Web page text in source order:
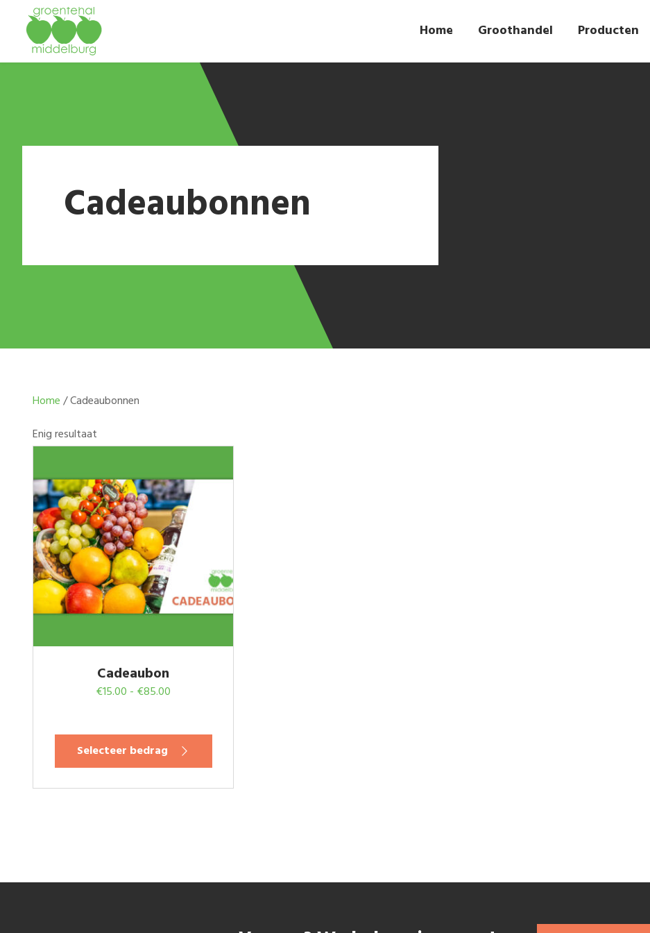
Home Groothandel Producten
Cadeaubonnen
Home/ Cadeaubonnen
Enig resultaat
Cadeaubon
€15.00 - €85.00
tot
€85.00
Selecteer bedrag